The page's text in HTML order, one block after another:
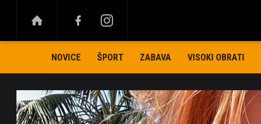
NOVICE ŠPORT ZABAVA VISOKI OBRATI